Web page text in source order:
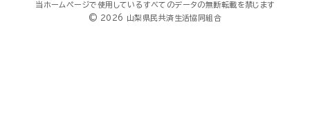
当ホームページで使用しているすべてのデータの無断転載を禁じます
© 2026 山梨県民共済生活協同組合